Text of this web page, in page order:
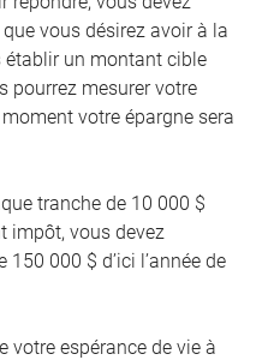
vous désirez avoir à la
établir un montant cible
pourrez mesurer votre
votre épargne sera
tranche de 10 000 $
impôt, vous devez
000 $ d’ici l’année de
votre espérance de vie à